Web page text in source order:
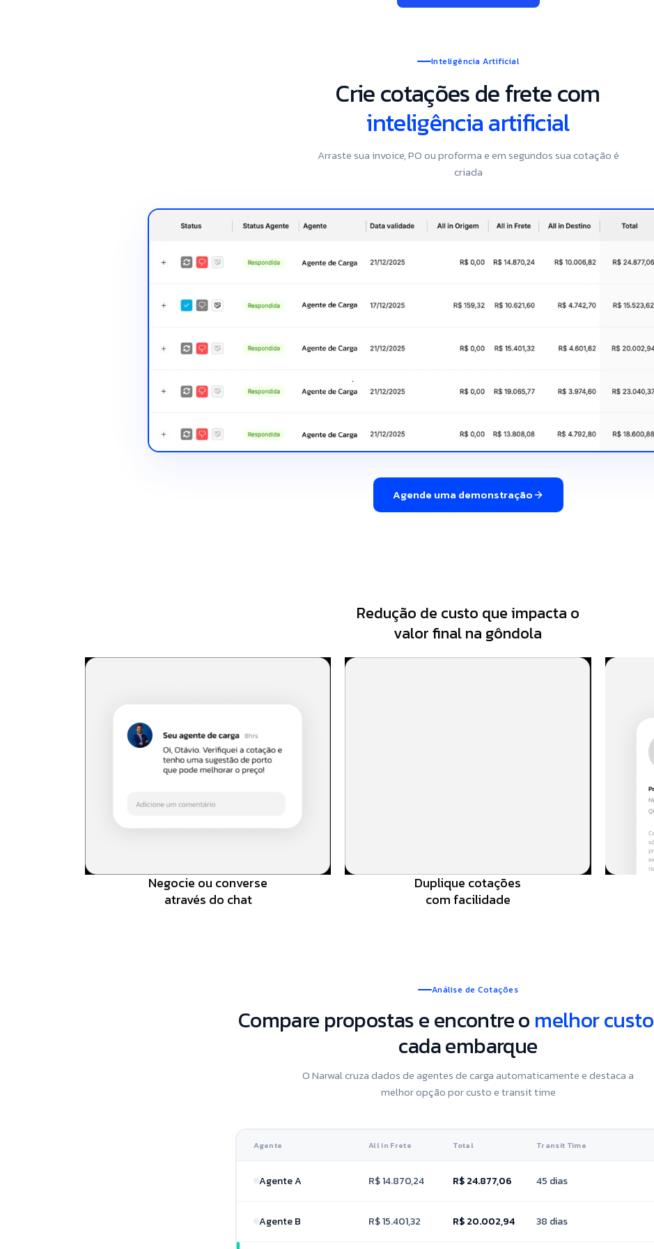
Inteligência Artificial
Crie cotações de frete com
inteligência artificial
Arraste sua invoice, PO ou proforma e em segundos sua cotação é
criada
Agende uma demonstração
Redução de custo que impacta o
valor final na gôndola
Negocie ou converse
através do chat
Duplique cotações
com facilidade
Análise de Cotações
Compare propostas e encontre o melhor custo
cada embarque
O Narwal cruza dados de agentes de carga automaticamente e destaca a
melhor opção por custo e transit time
Agente All in Frete Total Transit Time
Agente A R$ 14.870,24 R$ 24.877,06 45 dias
Agente B R$ 15.401,32 R$ 20.002,94 38 dias